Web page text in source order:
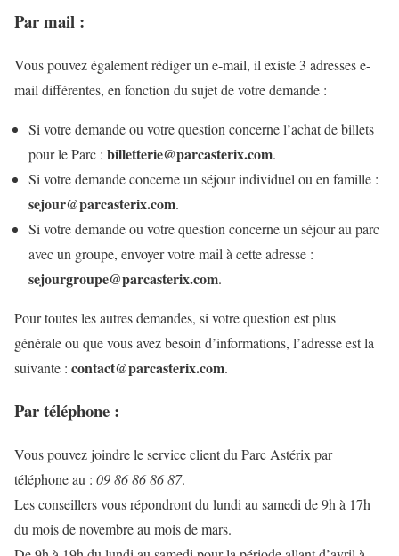
Par mail :
Vous pouvez également rédiger un e-mail, il existe 3 adresses e-
mail différentes, en fonction du sujet de votre demande :
Si votre demande ou votre question concerne l’achat de billets
pour le Parc : billetterie@parcasterix.com.
Si votre demande concerne un séjour individuel ou en famille :
sejour@parcasterix.com.
Si votre demande ou votre question concerne un séjour au parc
avec un groupe, envoyer votre mail à cette adresse :
sejourgroupe@parcasterix.com.
Pour toutes les autres demandes, si votre question est plus
générale ou que vous avez besoin d’informations, l’adresse est la
suivante : contact@parcasterix.com.
Par téléphone :
Vous pouvez joindre le service client du Parc Astérix par
téléphone au : 09 86 86 86 87.
Les conseillers vous répondront du lundi au samedi de 9h à 17h
du mois de novembre au mois de mars.